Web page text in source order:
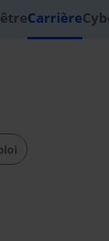
Carrière